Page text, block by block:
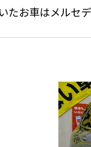
たお車はメルセ